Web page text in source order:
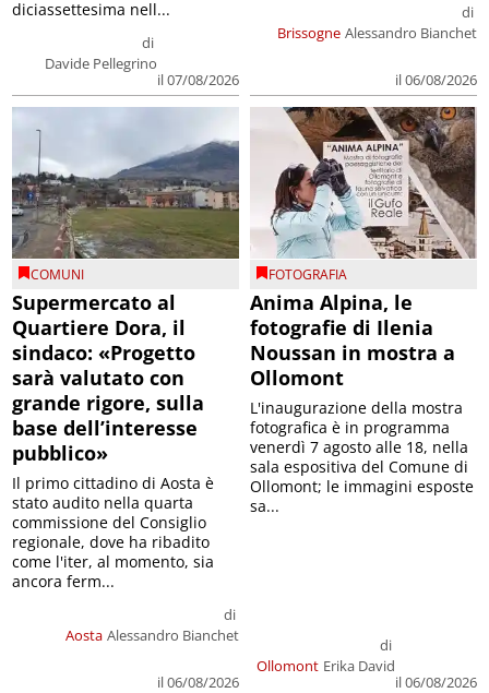
di
Davide Pellegrino
il 07/08/2026
diciassettesima nell...
Brissogne
di
Alessandro Bianchet
il 06/08/2026
COMUNI
Supermercato al
Quartiere Dora, il
sindaco: «Progetto
sarà valutato con
grande rigore, sulla
base dell’interesse
pubblico»
Aosta
di
Alessandro Bianchet
il 06/08/2026
Il primo cittadino di Aosta è
stato audito nella quarta
commissione del Consiglio
regionale, dove ha ribadito
come l'iter, al momento, sia
ancora ferm...
FOTOGRAFIA
Anima Alpina, le
fotografie di Ilenia
Noussan in mostra a
Ollomont
Ollomont
di
Erika David
il 06/08/2026
L'inaugurazione della mostra
fotografica è in programma
venerdì 7 agosto alle 18, nella
sala espositiva del Comune di
Ollomont; le immagini esposte
sa...